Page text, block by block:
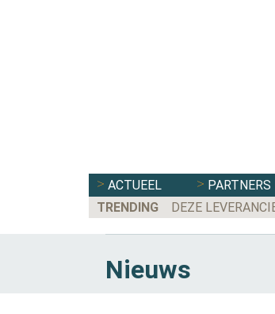
ACTUEEL PARTNERS
TRENDING
DEZE
Nieuws